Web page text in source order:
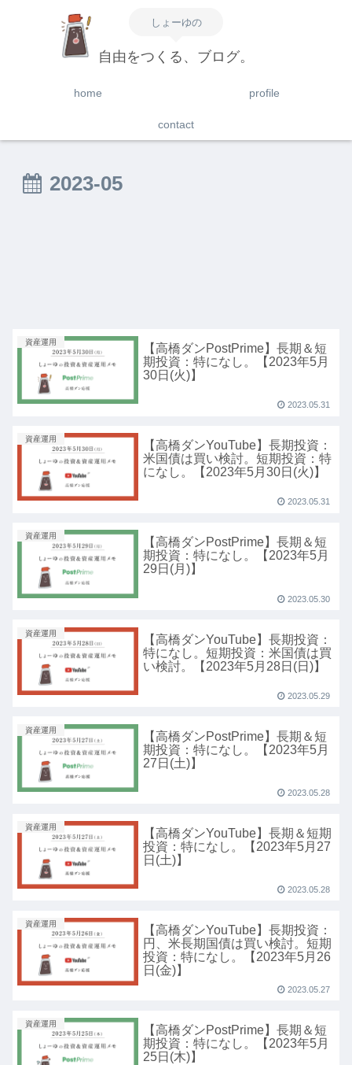
しょーゆの
自由をつくる、ブログ。
home profile
contact
2023-05
資産運用
【高橋ダンPostPrime】長期＆短
期投資：特になし。【2023年5月
30日(火)】
2023.05.31
資産運用
【高橋ダンYouTube】長期投資：
米国債は買い検討。短期投資：特
になし。【2023年5月30日(火)】
2023.05.31
資産運用
【高橋ダンPostPrime】長期＆短
期投資：特になし。【2023年5月
29日(月)】
2023.05.30
資産運用
【高橋ダンYouTube】長期投資：
特になし。短期投資：米国債は買
い検討。【2023年5月28日(日)】
2023.05.29
資産運用
【高橋ダンPostPrime】長期＆短
期投資：特になし。【2023年5月
27日(土)】
2023.05.28
資産運用
【高橋ダンYouTube】長期＆短期
投資：特になし。【2023年5月27
日(土)】
2023.05.28
資産運用
【高橋ダンYouTube】長期投資：
円、米長期国債は買い検討。短期
投資：特になし。【2023年5月26
日(金)】
2023.05.27
資産運用
【高橋ダンPostPrime】長期＆短
期投資：特になし。【2023年5月
25日(木)】